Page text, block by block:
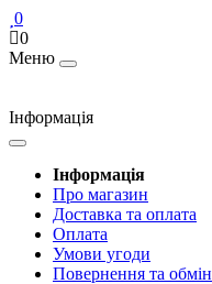
0
0
Меню
Інформація
Інформація
Про магазин
Доставка та оплата
Оплата
Умови угоди
Повернення та обмін